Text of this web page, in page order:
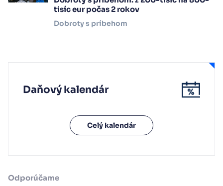
tisíc eur počas 2 rokov
Dobroty s príbehom
Daňový kalendár
Celý kalendár
Odporúčame